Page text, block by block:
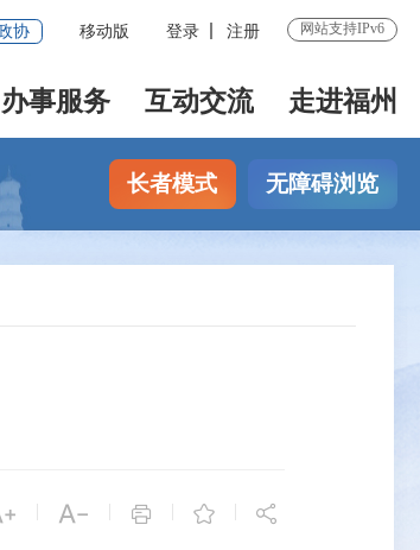
协 移动版 登录 注册 网站支持IPv6
办事服务 互动交流 走进福州
长者模式 无障碍浏览
|  |  |  | 